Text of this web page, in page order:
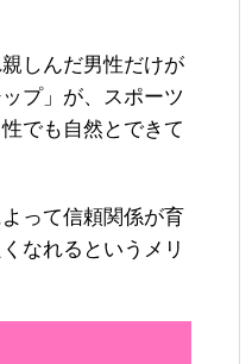
しんだ男性だけが
プ」が、スポーツ
でも自然とできて
って信頼関係が育
なれるというメリ